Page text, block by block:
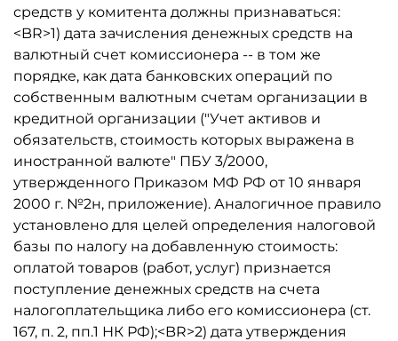
средств у комитента должны признаваться:
<BR>1) дата зачисления денежных средств на
валютный счет комиссионера -- в том же
порядке, как дата банковских операций по
собственным валютным счетам организации в
кредитной организации ("Учет активов и
обязательств, стоимость которых выражена в
иностранной валюте" ПБУ 3/2000,
утвержденного Приказом МФ РФ от 10 января
2000 г. №2н, приложение). Аналогичное правило
установлено для целей определения налоговой
базы по налогу на добавленную стоимость:
оплатой товаров (работ, услуг) признается
поступление денежных средств на счета
налогоплательщика либо его комиссионера (ст.
167, п. 2, пп.1 НК РФ);<BR>2) дата утверждения